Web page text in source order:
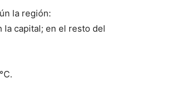
la región:
la capital; en el resto del